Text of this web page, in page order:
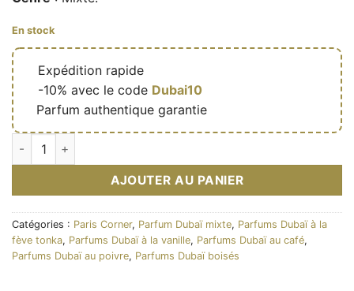
En stock
Expédition rapide
-10% avec le code Dubai10
Parfum authentique garantie
quantité de Eau de parfum Mawj Cognac Blaze 100ml - Paris
AJOUTER AU PANIER
Catégories : Paris Corner, Parfum Dubaï mixte, Parfums Dubaï à la
fève tonka, Parfums Dubaï à la vanille, Parfums Dubaï au café,
Parfums Dubaï au poivre, Parfums Dubaï boisés